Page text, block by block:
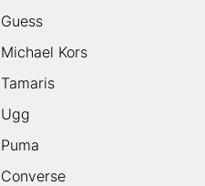
Guess
Michael Kors
Tamaris
Ugg
Puma
Converse